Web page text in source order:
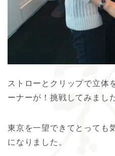
ストローとクリップで立体
ーナーが！挑戦してみまし
東京を一望できてとっても
になりました。